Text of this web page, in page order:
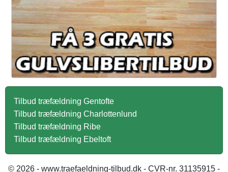
Tilbud træfældning Gentofte
Tilbud træfældning Charlottenlund
Tilbud træfældning Ribe
Tilbud træfældning Ebeltoft
© 2026 - www.traefaeldning-tilbud.dk - CVR-nr. 31135915 -